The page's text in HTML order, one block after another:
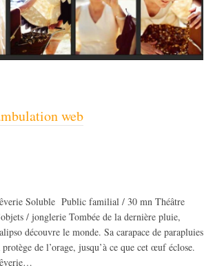
web
Soluble Public familial / 30 mn Théâtre
/ jonglerie Tombée de la dernière pluie,
découvre le monde. Sa carapace de parapluies
de l’orage, jusqu’à ce que cet œuf éclose.